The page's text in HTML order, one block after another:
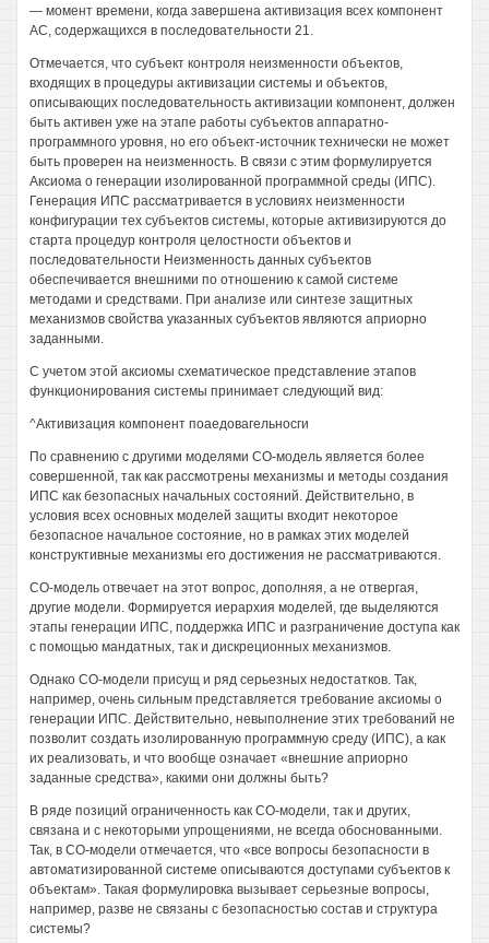
— момент времени, когда завершена активизация всех компонент
АС, содержащихся в последовательности 21.
Отмечается, что субъект контроля неизменности объектов,
входящих в процедуры активизации системы и объектов,
описывающих последовательность активизации компонент, должен
быть активен уже на этапе работы субъектов аппаратно-
программного уровня, но его объект-источник технически не может
быть проверен на неизменность. В связи с этим формулируется
Аксиома о генерации изолированной программной среды (ИПС).
Генерация ИПС рассматривается в условиях неизменности
конфигурации тех субъектов системы, которые активизируются до
старта процедур контроля целостности объектов и
последовательности Неизменность данных субъектов
обеспечивается внешними по отношению к самой системе
методами и средствами. При анализе или синтезе защитных
механизмов свойства указанных субъектов являются априорно
заданными.
С учетом этой аксиомы схематическое представление этапов
функционирования системы принимает следующий вид:
^Активизация компонент поаедовагельносги
По сравнению с другими моделями СО-модель является более
совершенной, так как рассмотрены механизмы и методы создания
ИПС как безопасных начальных состояний. Действительно, в
условия всех основных моделей защиты входит некоторое
безопасное начальное состояние, но в рамках этих моделей
конструктивные механизмы его достижения не рассматриваются.
СО-модель отвечает на этот вопрос, дополняя, а не отвергая,
другие модели. Формируется иерархия моделей, где выделяются
этапы генерации ИПС, поддержка ИПС и разграничение доступа как
с помощью мандатных, так и дискреционных механизмов.
Однако СО-модели присущ и ряд серьезных недостатков. Так,
например, очень сильным представляется требование аксиомы о
генерации ИПС. Действительно, невыполнение этих требований не
позволит создать изолированную программную среду (ИПС), а как
их реализовать, и что вообще означает «внешние априорно
заданные средства», какими они должны быть?
В ряде позиций ограниченность как СО-модели, так и других,
связана и с некоторыми упрощениями, не всегда обоснованными.
Так, в СО-модели отмечается, что «все вопросы безопасности в
автоматизированной системе описываются доступами субъектов к
объектам». Такая формулировка вызывает серьезные вопросы,
например, разве не связаны с безопасностью состав и структура
системы?